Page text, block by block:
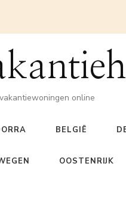
online
BELGIË
OOSTENRIJK